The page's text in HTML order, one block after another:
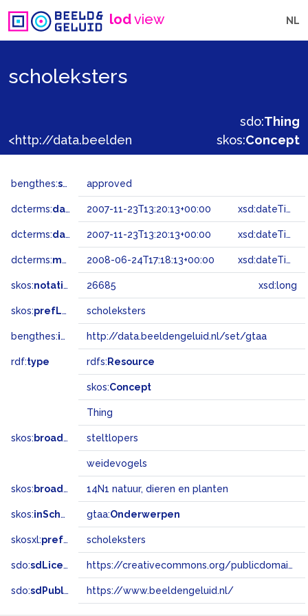
lodview NL
scholeksters
sdo:Thing
skos:Concept
bengthes:status approved
dcterms:dateAccepted 2007-11-23T13:20:13+00:00 xsd:dateTime
dcterms:dateSubmitted 2007-11-23T13:20:13+00:00 xsd:dateTime
dcterms:modified 2008-06-24T17:18:13+00:00 xsd:dateTime
skos:notation 26685 xsd:long
skos:prefLabel scholeksters
bengthes:inSet http://data.beeldengeluid.nl/set/gtaa
rdf:type rdfs: Resource
skos:Concept
Thing
skos: broader steltlopers
weidevogels
skos: broadMatch 14N1 natuur, dieren en planten
skos:inScheme gtaa:Onderwerpen
skosxl:prefLabel scholeksters
sdo:sdLicense https://creativecommons.org/publicdomain/zero/1.0/
sdo:sdPublisher https://www.beeldengeluid.nl/